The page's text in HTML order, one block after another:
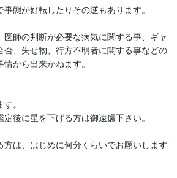
態が好転したりその逆もあります。
師の判断が必要な病気に関する事、ギャ
否、失せ物、行方不明者に関する事などの
から出来かねます。
。
後に星を下げる方は御遠慮下さい。
は、はじめに何分くらいでお願いします